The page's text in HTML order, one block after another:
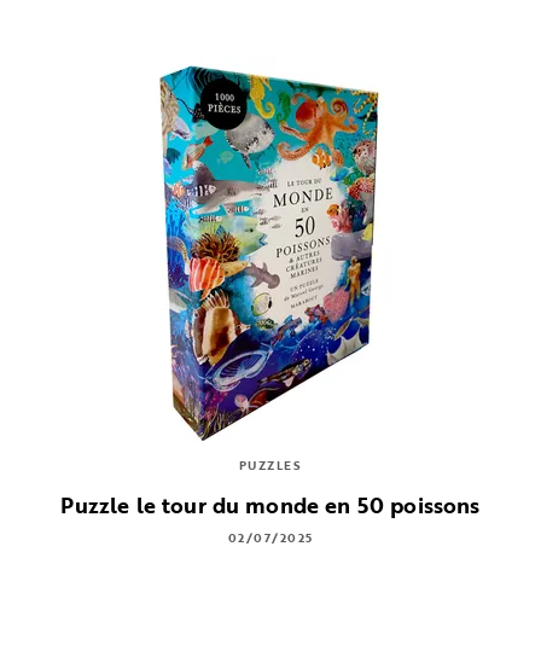
PUZZLES
Puzzle le tour du monde en 50 poissons
02/07/2025